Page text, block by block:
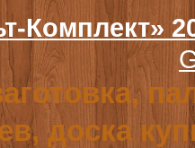
Комплект»
доска